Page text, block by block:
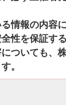
情報の内容
性を保証す
ついても、
。